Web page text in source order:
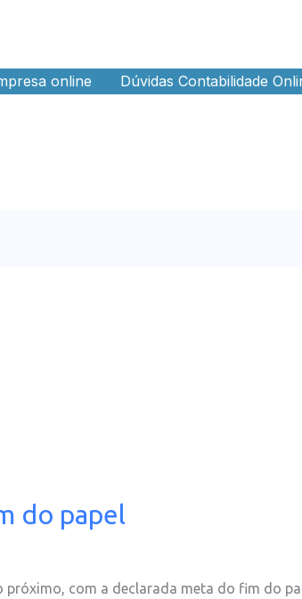
online Dúvidas Contabilidade
do papel
com a declarada meta do fim do